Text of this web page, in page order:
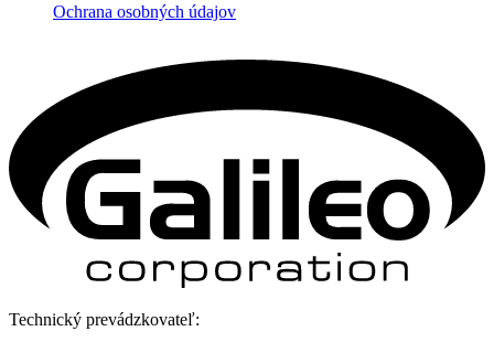
Ochrana osobných údajov
Technický prevádzkovateľ: